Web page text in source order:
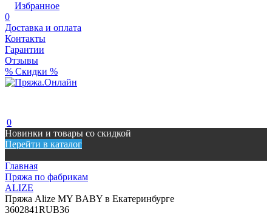
Избранное
0
Доставка и оплата
Контакты
Гарантии
Отзывы
% Скидки %
0
Новинки и товары со скидкой
Перейти в каталог
Главная
Пряжа по фабрикам
ALIZE
Пряжа Alize MY BABY в Екатеринбурге
3602841RUB36